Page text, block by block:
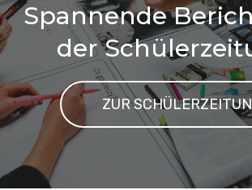
Spannende
der
ZUR